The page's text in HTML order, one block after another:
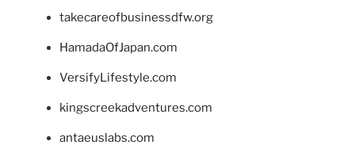
takecareofbusinessdfw.org
HamadaOfJapan.com
VersifyLifestyle.com
kingscreekadventures.com
antaeuslabs.com